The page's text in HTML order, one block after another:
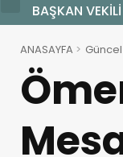
YENİ BİR DİN:
ANASAYFA Güncel